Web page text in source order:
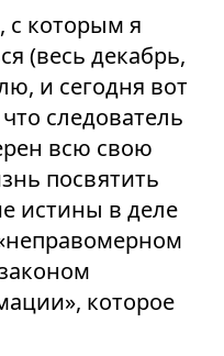
с которым я
(весь декабрь,
и сегодня вот
следователь
всю свою
посвятить
истины в деле
которое